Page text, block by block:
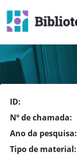
ID:
Nº de chamada:
Ano da pesquisa:
Tipo de material: